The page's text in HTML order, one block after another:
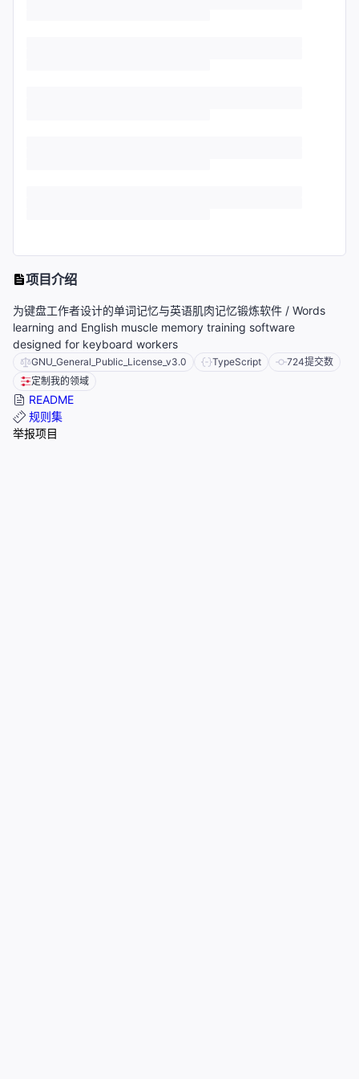
项目介绍
为键盘工作者设计的单词记忆与英语肌肉记忆锻炼软件 / Words
learning and English muscle memory training software
designed for keyboard workers
GNU_General_Public_License_v3.0 TypeScript 724提交数
定制我的领域
README
规则集
举报项目